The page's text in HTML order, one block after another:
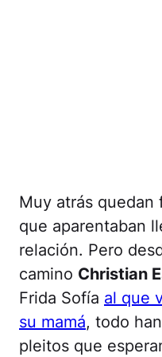
Muy atrás quedan
que aparentaban
relación. Pero
camino Christian
Frida Sofía al que
su mamá, todo
pleitos que